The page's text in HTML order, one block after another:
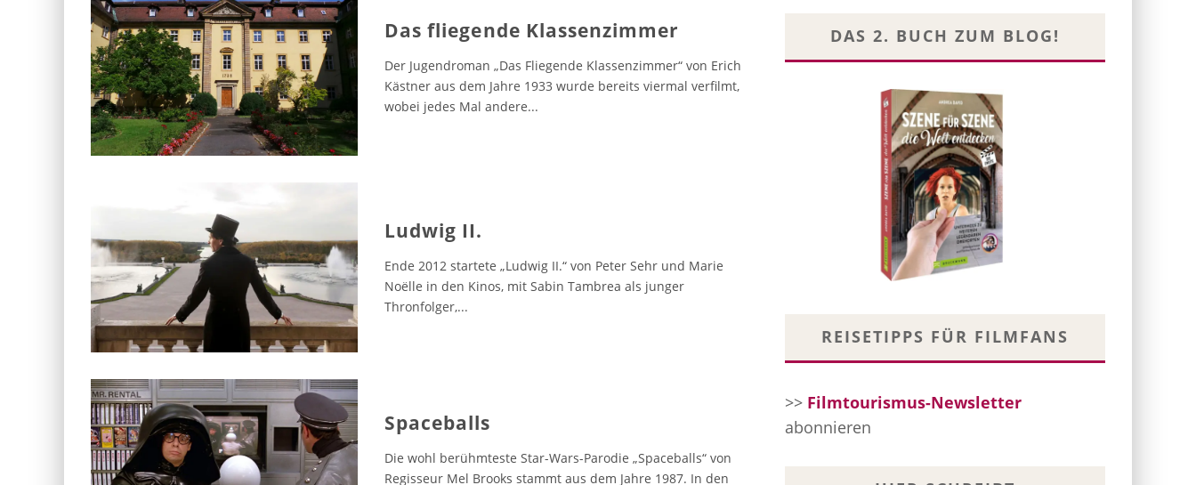
Das fliegende Klassenzimmer
Der Jugendroman „Das Fliegende Klassenzimmer“ von Erich
Kästner aus dem Jahre 1933 wurde bereits viermal verfilmt,
wobei jedes Mal andere...
Ludwig II.
Ende 2012 startete „Ludwig II.“ von Peter Sehr und Marie
Noëlle in den Kinos, mit Sabin Tambrea als junger
Thronfolger,...
Spaceballs
Die wohl berühmteste Star-Wars-Parodie „Spaceballs“ von
Regisseur Mel Brooks stammt aus dem Jahre 1987. In den
DAS 2. BUCH ZUM BLOG!
REISETIPPS FÜR FILMFANS
>> Filmtourismus-Newsletter
abonnieren